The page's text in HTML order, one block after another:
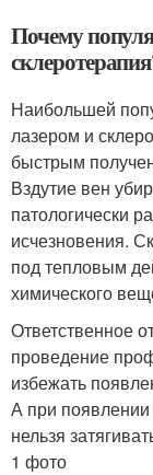
Почему
Наибольшей
лазером и
быстрым
Вздутие вен
патологически
исчезновения.
под тепловым
химического
Ответственное
проведение
избежать
А при
нельзя
1 фото